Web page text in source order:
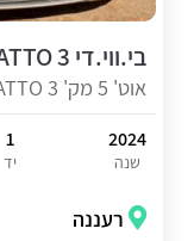
בי.ווי.די ATTO 3
אוט' 5 מק' ATTO 3 (150 כ"ס)
2024
שנה
1
יד
רעננה